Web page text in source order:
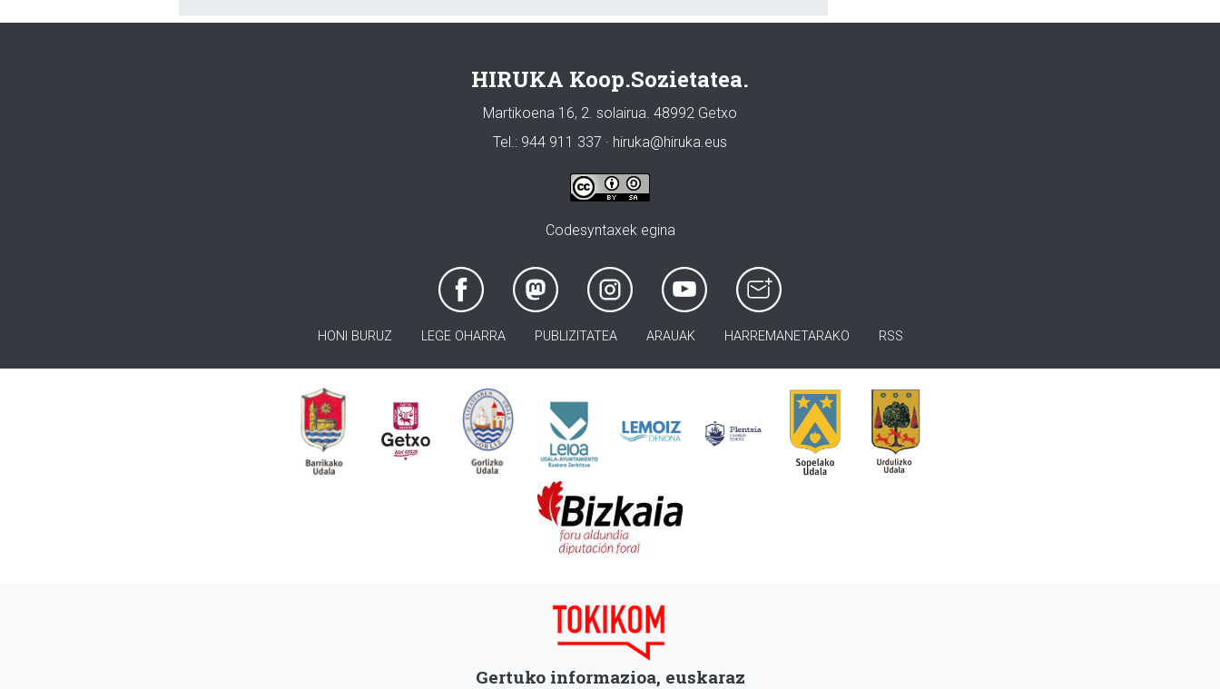
HIRUKA Koop.Sozietatea.
Martikoena 16, 2. solairua. 48992 Getxo
Tel.: 944 911 337 · hiruka@hiruka.eus
Codesyntaxek egina
HONI BURUZ LEGE OHARRA PUBLIZITATEA ARAUAK HARREMANETARAKO RSS
Gertuko informazioa, euskaraz